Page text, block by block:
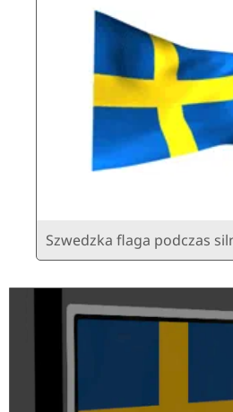
Szwedzka flaga podczas